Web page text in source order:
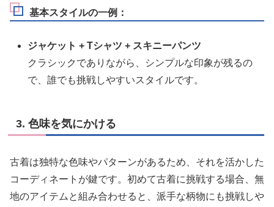
基本スタイルの一例：
ジャケット + Tシャツ + スキニーパンツ
クラシックでありながら、シンプルな印象が残るの
で、誰でも挑戦しやすいスタイルです。
3. 色味を気にかける
古着は独特な色味やパターンがあるため、それを活かした
コーディネートが鍵です。初めて古着に挑戦する場合、無
地のアイテムと組み合わせると、派手な柄物にも挑戦しや